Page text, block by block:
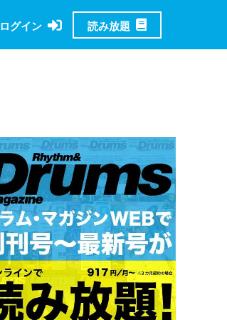
ログイン 読み放題